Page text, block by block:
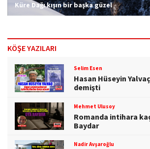
Küre Dağı kışın bir başka güzel
KÖŞE YAZILARI
Selim Esen
Hasan Hüseyin
demişti
Mehmet Ulusoy
Romanda intihara
Baydar
Nadir Avşaroğlu